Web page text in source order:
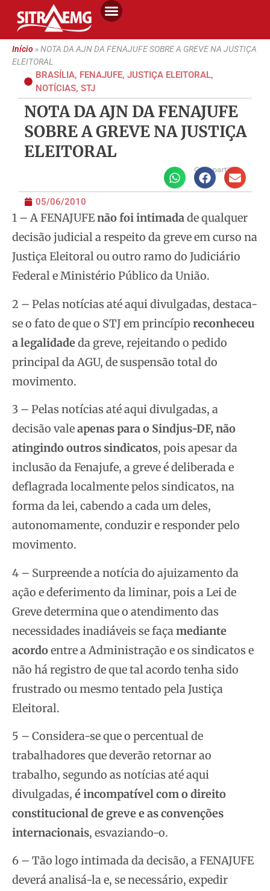
Início»NOTA DA AJN DA FENAJUFE SOBRE A GREVE NA JUSTIÇA
ELEITORAL
BRASÍLIA, FENAJUFE, JUSTIÇA ELEITORAL,
NOTÍCIAS, STJ
NOTA DA AJN DA FENAJUFE
SOBRE A GREVE NA JUSTIÇA
ELEITORAL
Compartilhe
05/06/2010
1 – A FENAJUFEnão foi intimadade qualquer
decisão judicial a respeito da greve em curso na
Justiça Eleitoral ou outro ramo do Judiciário
Federal e Ministério Público da União.
2 – Pelas notícias até aqui divulgadas, destaca-
se o fato de que o STJ em princípio reconheceu
a legalidadeda greve, rejeitando o pedido
principal da AGU, de suspensão total do
movimento.
3 – Pelas notícias até aqui divulgadas, a
decisão valeapenas para o Sindjus-DF, não
atingindo outros sindicatos, pois apesar da
inclusão da Fenajufe, a greve é deliberada e
deflagrada localmente pelos sindicatos, na
forma da lei, cabendo a cada um deles,
autonomamente, conduzir e responder pelo
movimento.
4 – Surpreende a notícia do ajuizamento da
ação e deferimento da liminar, pois a Lei de
Greve determina que o atendimento das
necessidades inadiáveis se façamediante
acordoentre a Administração e os sindicatos e
não há registro de que tal acordo tenha sido
frustrado ou mesmo tentado pela Justiça
Eleitoral.
5 – Considera-se que o percentual de
trabalhadores que deverão retornar ao
trabalho, segundo as notícias até aqui
divulgadas, é incompatível com o direito
constitucional de greve e as convenções
internacionais, esvaziando-o.
6 – Tão logo intimada da decisão, a FENAJUFE
deverá analisá-la e, se necessário, expedir